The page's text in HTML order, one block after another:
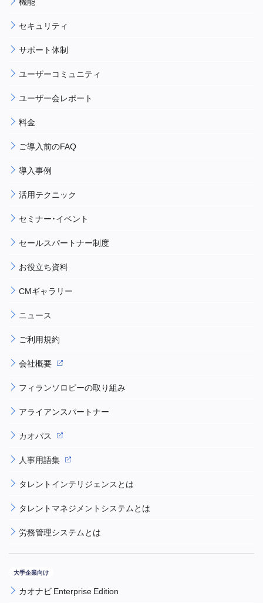
セキュリティ
サポート体制
ユーザーコミュニティ
ユーザー会レポート
料金
ご導入前のFAQ
導入事例
活用テクニック
セミナー・イベント
セールスパートナー制度
お役立ち資料
CMギャラリー
ニュース
ご利用規約
会社概要
フィランソロピーの取り組み
アライアンスパートナー
カオパス
人事用語集
タレントインテリジェンスとは
タレントマネジメントシステムとは
労務管理システムとは
カオナビ Enterprise Edition